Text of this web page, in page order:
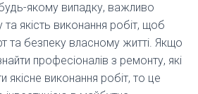
якому випадку, важливо
якість виконання робіт, щоб
та безпеку власному житті. Якщо
професіоналів з ремонту, які
виконання робіт, то це